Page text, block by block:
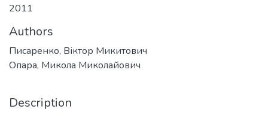
2011
Authors
Писаренко, Віктор Микитович
Опара, Микола Миколайович
Description